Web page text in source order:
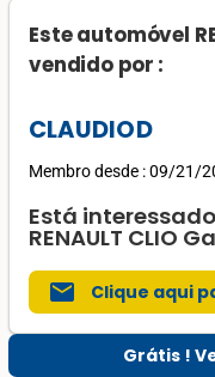
Este automóvel
vendido por :
CLAUDIOD
Membro desde : 09/21/
Está
RENAULT CLIO
mail Clique aqui
Grátis !